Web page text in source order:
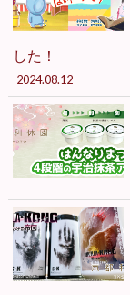
した！
2024.08.12